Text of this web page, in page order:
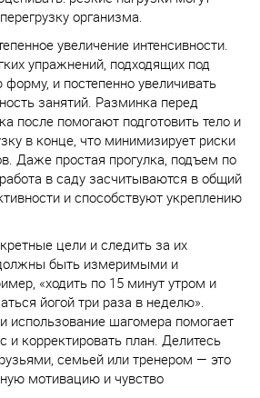
для реабилитации
4-х опорые
детей
пожилых и инвалидов
ограничители суставов плечевого
труб
пылесос
машина
воздуходувки
товары
инструмент
уборки
снаряжение
организма.
увеличение интенсивности.
упражнений, подходящих под
и постепенно увеличивать
занятий. Разминка перед
после помогают подготовить тело и
в конце, что минимизирует риски
Даже простая прогулка, подъем по
в саду засчитываются в общий
и способствуют укреплению
цели и следить за их
быть измеримыми и
«ходить по 15 минут утром и
йогой три раза в неделю».
использование шагомера помогает
и корректировать план. Делитесь
семьей или тренером — это
мотивацию и чувство